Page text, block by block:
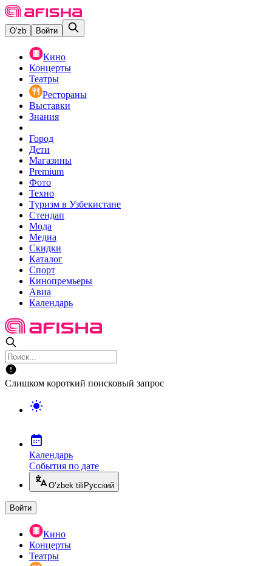
O‘zb Войти
Кино
Концерты
Театры
Рестораны
Выставки
Знания
Город
Дети
Магазины
Premium
Фото
Техно
Туризм в Узбекистане
Стендап
Мода
Медиа
Скидки
Каталог
Спорт
Кинопремьеры
Авиа
Календарь
Слишком короткий поисковый запрос
Календарь
События по дате
O’zbek tili Русский
Войти
Кино
Концерты
Театры